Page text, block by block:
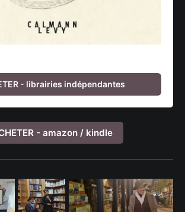
- librairies indépendantes
- amazon / kindle